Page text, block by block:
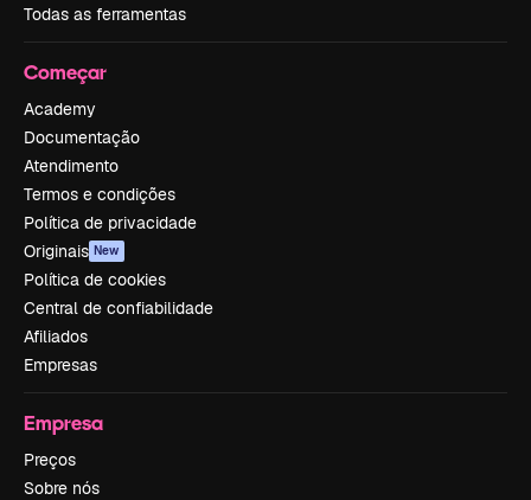
Todas as ferramentas
Começar
Academy
Documentação
Atendimento
Termos e condições
Política de privacidade
Originais New
Política de cookies
Central de confiabilidade
Afiliados
Empresas
Empresa
Preços
Sobre nós